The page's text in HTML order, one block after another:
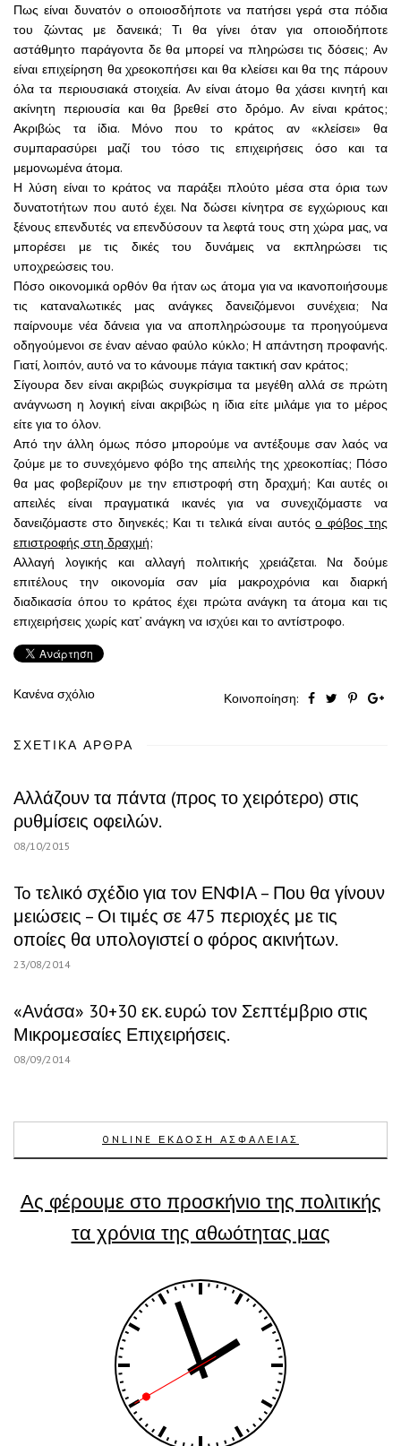
Πως είναι δυνατόν ο οποιοσδήποτε να πατήσει γερά στα πόδια
του ζώντας με δανεικά; Τι θα γίνει όταν για οποιοδήποτε
αστάθμητο παράγοντα δε θα μπορεί να πληρώσει τις δόσεις; Αν
είναι επιχείρηση θα χρεοκοπήσει και θα κλείσει και θα της πάρουν
όλα τα περιουσιακά στοιχεία. Αν είναι άτομo θα χάσει κινητή και
ακίνητη περιουσία και θα βρεθεί στο δρόμο. Αν είναι κράτος;
Ακριβώς τα ίδια. Μόνο που το κράτος αν «κλείσει» θα
συμπαρασύρει μαζί του τόσο τις επιχειρήσεις όσο και τα
μεμονωμένα άτομα.
Η λύση είναι το κράτος να παράξει πλούτο μέσα στα όρια των
δυνατοτήτων που αυτό έχει. Να δώσει κίνητρα σε εγχώριους και
ξένους επενδυτές να επενδύσουν τα λεφτά τους στη χώρα μας, να
μπορέσει με τις δικές του δυνάμεις να εκπληρώσει τις
υποχρεώσεις του.
Πόσο οικονομικά ορθόν θα ήταν ως άτομα για να ικανοποιήσουμε
τις καταναλωτικές μας ανάγκες δανειζόμενοι συνέχεια; Να
παίρνουμε νέα δάνεια για να αποπληρώσουμε τα προηγούμενα
οδηγούμενοι σε έναν αέναο φαύλο κύκλο; Η απάντηση προφανής.
Γιατί, λοιπόν, αυτό να το κάνουμε πάγια τακτική σαν κράτος;
Σίγουρα δεν είναι ακριβώς συγκρίσιμα τα μεγέθη αλλά σε πρώτη
ανάγνωση η λογική είναι ακριβώς η ίδια είτε μιλάμε για το μέρος
είτε για το όλον.
Από την άλλη όμως πόσο μπορούμε να αντέξουμε σαν λαός να
ζούμε με το συνεχόμενο φόβο της απειλής της χρεοκοπίας; Πόσο
θα μας φοβερίζουν με την επιστροφή στη δραχμή; Και αυτές οι
απειλές είναι πραγματικά ικανές για να συνεχιζόμαστε να
δανειζόμαστε στο διηνεκές; Και τι τελικά είναι αυτόςο φόβος της
επιστροφής στη δραχμή;
Αλλαγή λογικής και αλλαγή πολιτικής χρειάζεται. Να δούμε
επιτέλους την οικονομία σαν μία μακροχρόνια και διαρκή
διαδικασία όπου το κράτος έχει πρώτα ανάγκη τα άτομα και τις
επιχειρήσεις χωρίς κατ’ ανάγκη να ισχύει και το αντίστροφο.
Κανένα σχόλιο Κοινοποίηση:
ΣΧΕΤΙΚΆ ΆΡΘΡΑ
Αλλάζουν τα πάντα (προς το χειρότερο) στις
ρυθμίσεις οφειλών.
08/10/2015
To τελικό σχέδιο για τον ΕΝΦΙΑ – Που θα γίνουν
μειώσεις – Οι τιμές σε 475 περιοχές με τις
οποίες θα υπολογιστεί ο φόρος ακινήτων.
23/08/2014
«Ανάσα» 30+30 εκ. ευρώ τον Σεπτέμβριο στις
Μικρομεσαίες Επιχειρήσεις.
08/09/2014
ONLINE ΕΚΔΟΣΗ ΑΣΦΑΛΕΙΑΣ
Ας φέρουμε στο προσκήνιο της πολιτικής
τα χρόνια της αθωότητας μας